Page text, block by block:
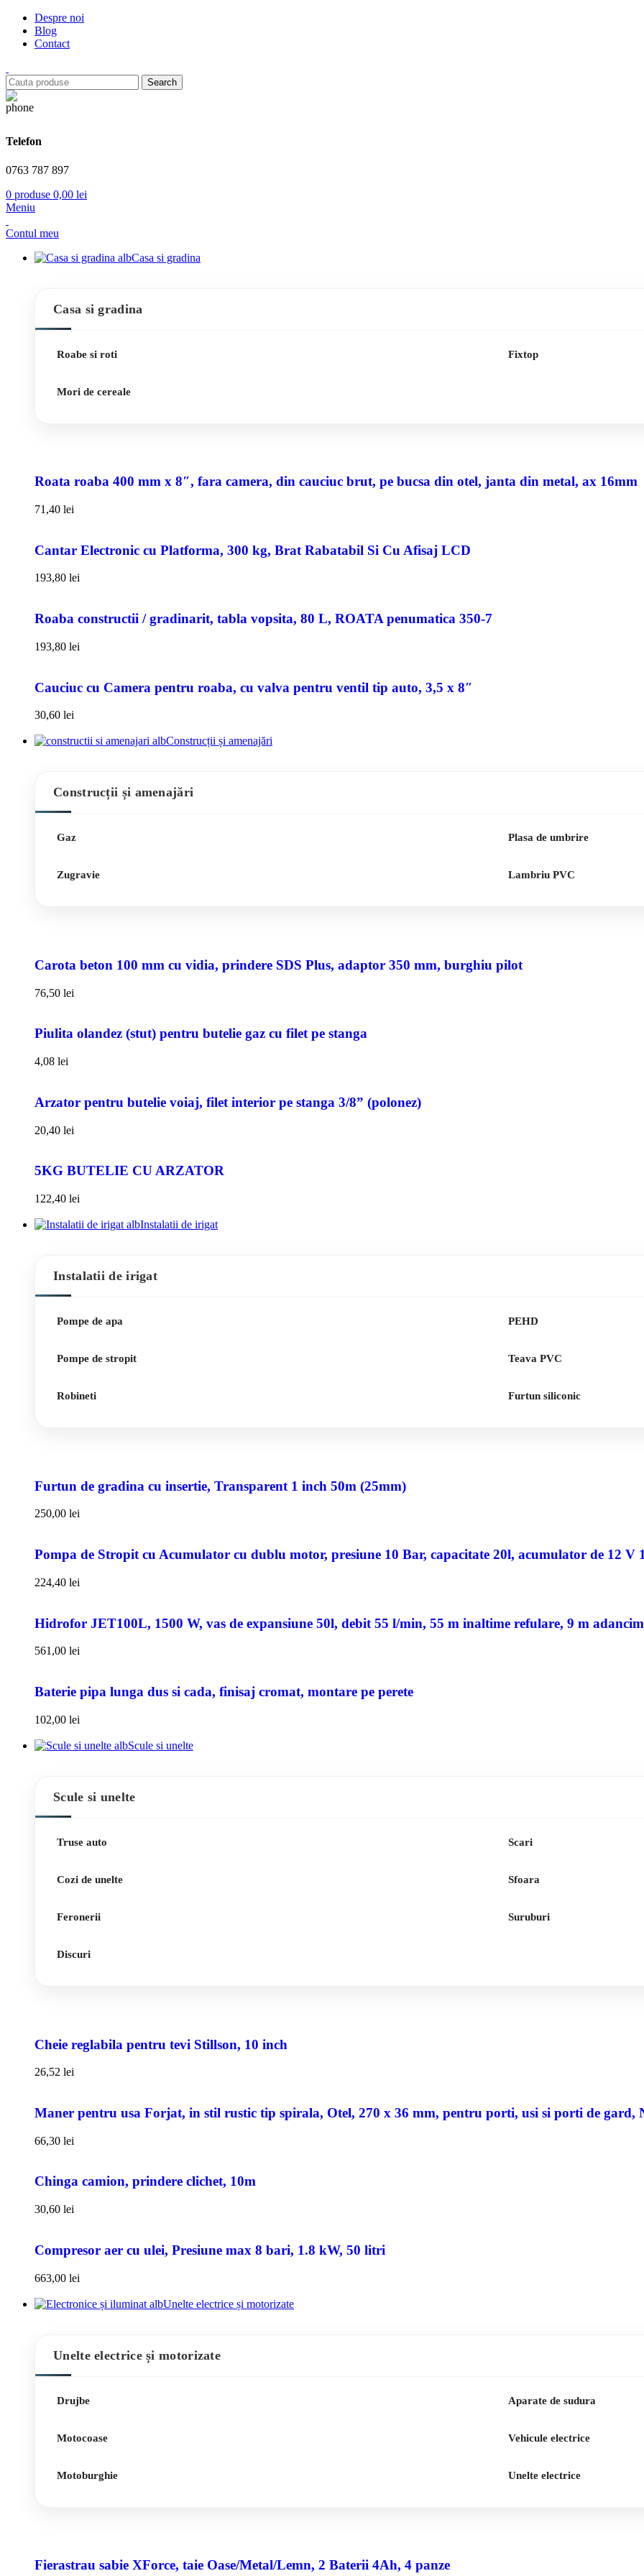
Despre noi
Blog
Contact
Search
Telefon
0763 787 897
0 produse 0,00 lei
Meniu
Contul meu
Casa si gradina
Casa si gradina
Roabe si roti
Mori de cereale
Fixtop
Roata roaba 400 mm x 8″, fara camera, din cauciuc brut, pe bucsa din otel, janta din metal, ax 16mm
71,40 lei
Cantar Electronic cu Platforma, 300 kg, Brat Rabatabil Si Cu Afisaj LCD
193,80 lei
Roaba constructii / gradinarit, tabla vopsita, 80 L, ROATA penumatica 350-7
193,80 lei
Cauciuc cu Camera pentru roaba, cu valva pentru ventil tip auto, 3,5 x 8″
30,60 lei
Construcții și amenajări
Construcții și amenajări
Gaz
Zugravie
Plasa de umbrire
Lambriu PVC
Carota beton 100 mm cu vidia, prindere SDS Plus, adaptor 350 mm, burghiu pilot
76,50 lei
Piulita olandez (stut) pentru butelie gaz cu filet pe stanga
4,08 lei
Arzator pentru butelie voiaj, filet interior pe stanga 3/8” (polonez)
20,40 lei
5KG BUTELIE CU ARZATOR
122,40 lei
Instalatii de irigat
Instalatii de irigat
Pompe de apa
Pompe de stropit
Robineti
PEHD
Teava PVC
Furtun siliconic
Furtun de gradina cu insertie, Transparent 1 inch 50m (25mm)
250,00 lei
Pompa de Stropit cu Acumulator cu dublu motor, presiune 10 Bar, capacitate 20l, acumulator de 12 V
224,40 lei
Hidrofor JET100L, 1500 W, vas de expansiune 50l, debit 55 l/min, 55 m inaltime refulare, 9 m
561,00 lei
Baterie pipa lunga dus si cada, finisaj cromat, montare pe perete
102,00 lei
Scule si unelte
Scule si unelte
Truse auto
Cozi de unelte
Feronerii
Discuri
Scari
Sfoara
Suruburi
Cheie reglabila pentru tevi Stillson, 10 inch
26,52 lei
Maner pentru usa Forjat, in stil rustic tip spirala, Otel, 270 x 36 mm, pentru porti, usi si porti de gard,
66,30 lei
Chinga camion, prindere clichet, 10m
30,60 lei
Compresor aer cu ulei, Presiune max 8 bari, 1.8 kW, 50 litri
663,00 lei
Unelte electrice și motorizate
Unelte electrice și motorizate
Drujbe
Motocoase
Motoburghie
Aparate de sudura
Vehicule electrice
Unelte electrice
Fierastrau sabie XForce, taie Oase/Metal/Lemn, 2 Baterii 4Ah, 4 panze